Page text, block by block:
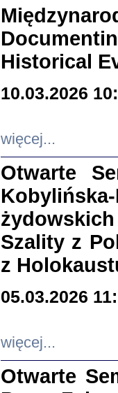
Historical
10.03.2026
więcej...
Otwarte
Szality z
z
05.03.2026
więcej...
Otwarte